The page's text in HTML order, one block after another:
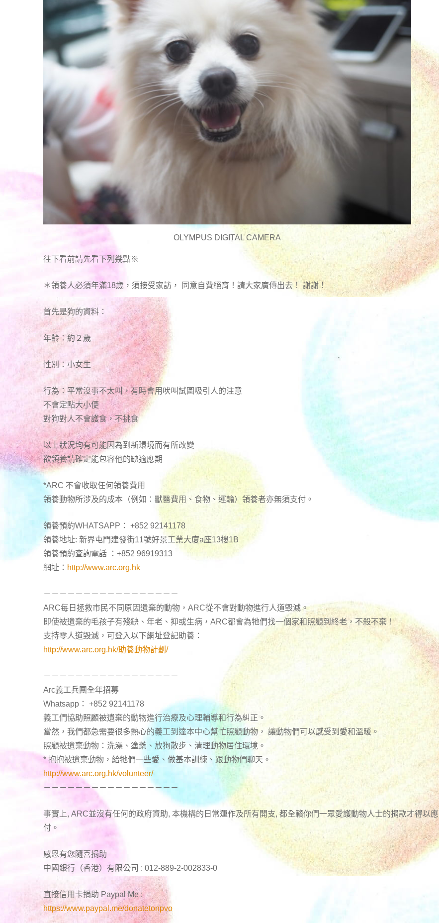
OLYMPUS DIGITAL CAMERA
往下看前請先看下列幾點※
＊領養人必須年滿18歲，須接受家訪， 同意自費絕育！請大家廣傳出去！ 謝謝！
首先是狗的資料：
年齡：約２歲
性別：小女生
行為：平常沒事不太叫，有時會用吠叫試圖吸引人的注意
不會定點大小便
對狗對人不會護食，不挑食
以上狀況均有可能因為到新環境而有所改變
欲領養請確定能包容他的缺適應期
*ARC 不會收取任何領養費用
領養動物所涉及的成本（例如：獸醫費用、食物、運輸）領養者亦無須支付。
領養預約WHATSAPP： +852 92141178
領養地址: 新界屯門建發街11號好景工業大廈a座13樓1B
領養預約查詢電話 ：+852 96919313
網址： http://www.arc.org.hk
－－－－－－－－－－－－－－－－－
ARC每日拯救市民不同原因遺棄的動物，ARC從不會對動物進行人道毀滅。
即使被遺棄的毛孩子有殘缺、年老、抑或生病，ARC都會為牠們找一個家和照顧到終老，不殺不棄！
支持零人道毀滅，可登入以下網址登記助養：
http://www.arc.org.hk/助養動物計劃/
－－－－－－－－－－－－－－－－－
Arc義工兵團全年招募
Whatsapp： +852 92141178
義工們協助照顧被遺棄的動物進行治療及心理輔導和行為糾正。
當然，我們都急需要很多熱心的義工到達本中心幫忙照顧動物， 讓動物們可以感受到愛和溫暖。
照顧被遺棄動物：洗澡、塗藥、放狗散步、清理動物居住環境。
* 抱抱被遺棄動物，給牠們一些愛、做基本訓練、跟動物們聊天。
http://www.arc.org.hk/volunteer/
－－－－－－－－－－－－－－－－－
事實上, ARC並沒有任何的政府資助, 本機構的日常運作及所有開支, 都全籟你們一眾愛護動物人士的捐款才得以應
付。
感恩有您隨喜捐助
中國銀行（香港）有限公司 : 012-889-2-002833-0
直接信用卡捐助 Paypal Me :
https://www.paypal.me/donatetonpvo